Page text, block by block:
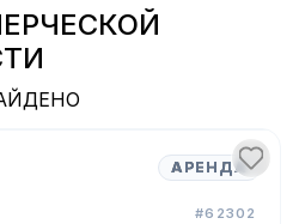
1/11
АРЕНДА
#62302